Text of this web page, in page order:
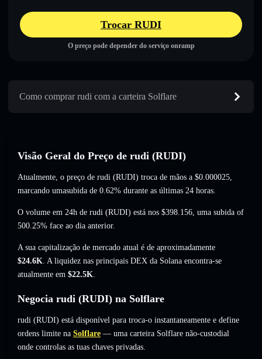
Trocar RUDI
O preço pode depender do serviço onramp
Como comprar rudi com a carteira Solflare
Visão Geral do Preço de rudi (RUDI)
Atualmente, o preço de rudi (RUDI) troca de mãos a $0.000025,
marcando umasubida de 0.62% durante as últimas 24 horas.
O volume em 24h de rudi (RUDI) está nos $398.156, uma subida of
500.25% face ao dia anterior.
A sua capitalização de mercado atual é de aproximadamente
$24.6K. A liquidez nas principais DEX da Solana encontra-se
atualmente em $22.5K.
Negocia rudi (RUDI) na Solflare
rudi (RUDI) está disponível para troca-o instantaneamente e define
ordens limite na Solflare — uma carteira Solflare não-custodial
onde controlas as tuas chaves privadas.